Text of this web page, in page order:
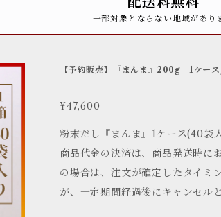
一部対象とならない地域があり
【予約販売】『まんま』200g 1ケー
¥47,600
粉末だし『まんま』1ケース(40袋入り) 価格 : 47,600/箱 発送 : 未定 注文備考 ●ご注
商品代金の決済は、商品発送時に
の場合は、注文が確定したタイミ
が、一定期間経過後にキャンセル